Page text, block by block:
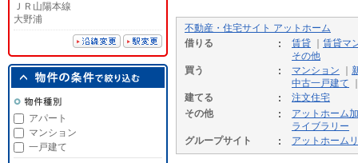
不動産・住宅サイト アットホーム
借りる
賃貸
賃貸マ
その他
買う
マンション
中古一戸建て
建てる
注文住宅
その他
アットホーム
ライブラリー
グループサイト
アットホーム
ＪＲ山陽本線
大野浦
アパート
マンション
一戸建て